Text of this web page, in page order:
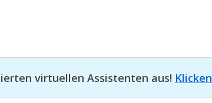
virtuellen Assistenten aus!